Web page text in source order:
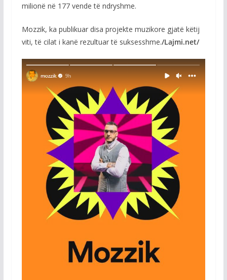
milionë në 177 vende të ndryshme.
Mozzik, ka publikuar disa projekte muzikore gjatë këtij
viti, të cilat i kanë rezultuar të suksesshme./Lajmi.net/